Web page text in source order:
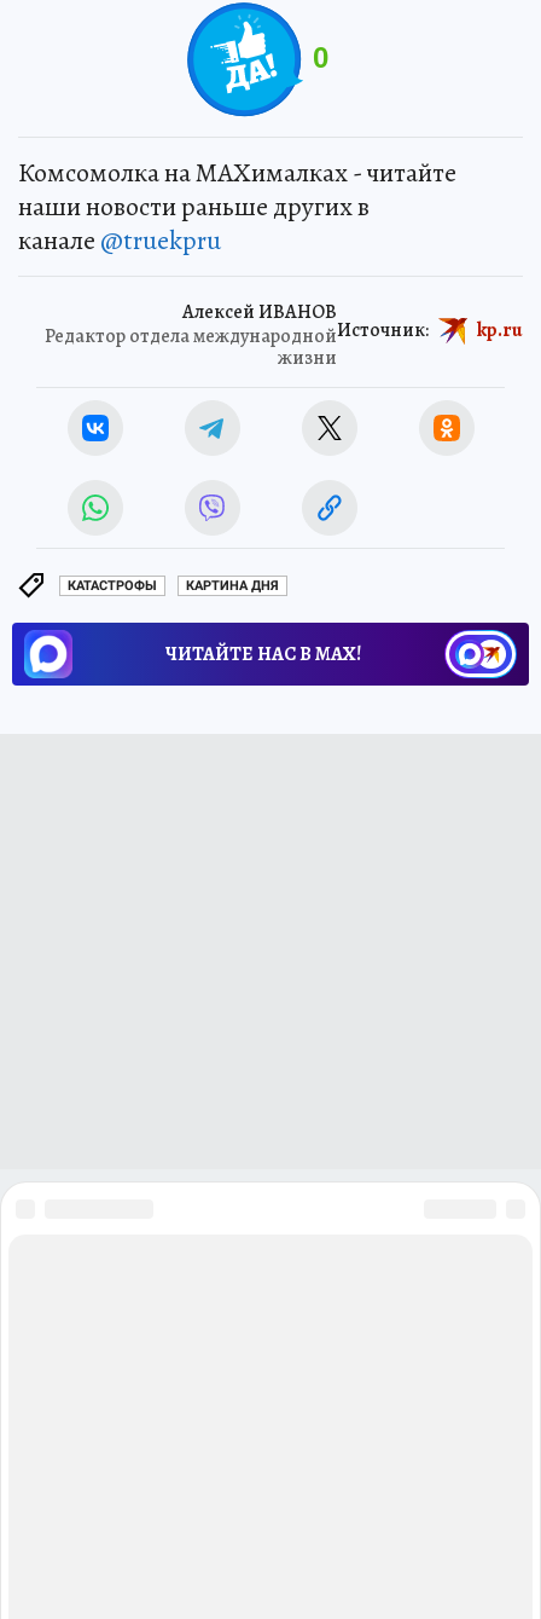
0
Комсомолка на MAXималках - читайте
наши новости раньше других в
канале @truekpru
Алексей ИВАНОВ
Редактор отдела международной
жизни
Источник: kp.ru
КАТАСТРОФЫ КАРТИНА ДНЯ
ЧИТАЙТЕ НАС В МАХ!